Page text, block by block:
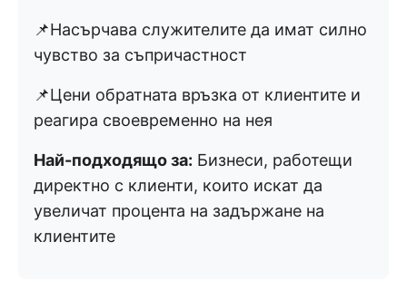
📌Насърчава служителите да имат силно
чувство за съпричастност
📌Цени обратната връзка от клиентите и
реагира своевременно на нея
Най-подходящо за: Бизнеси, работещи
директно с клиенти, които искат да
увеличат процента на задържане на
клиентите